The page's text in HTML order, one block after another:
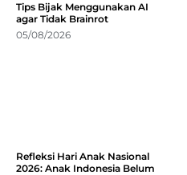
Tips Bijak Menggunakan AI
agar Tidak Brainrot
05/08/2026
Refleksi Hari Anak Nasional
2026: Anak Indonesia Belum